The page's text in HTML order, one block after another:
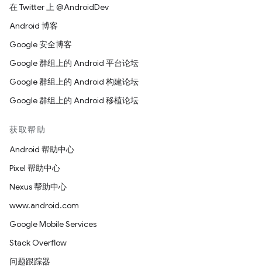
在 Twitter 上 @AndroidDev
Android 博客
Google 安全博客
Google 群组上的 Android 平台论坛
Google 群组上的 Android 构建论坛
Google 群组上的 Android 移植论坛
获取帮助
Android 帮助中心
Pixel 帮助中心
Nexus 帮助中心
www.android.com
Google Mobile Services
Stack Overflow
问题跟踪器